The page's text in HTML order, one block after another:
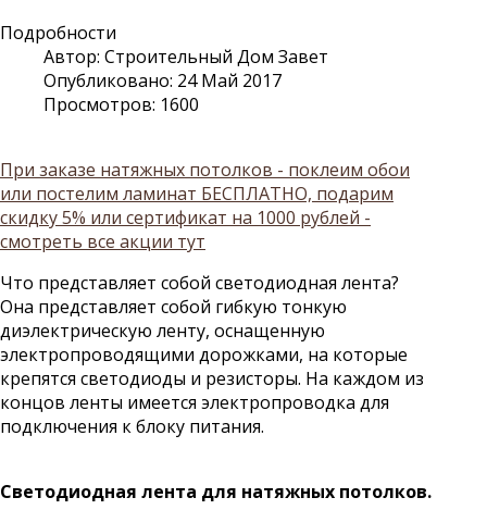
Подробности
Автор: Строительный Дом Завет
Опубликовано: 24 Май 2017
Просмотров: 1600
При заказе натяжных потолков - поклеим обои
или постелим ламинат БЕСПЛАТНО, подарим
скидку 5% или сертификат на 1000 рублей -
смотреть все акции тут
Что представляет собой светодиодная лента?
Она представляет собой гибкую тонкую
диэлектрическую ленту, оснащенную
электропроводящими дорожками, на которые
крепятся светодиоды и резисторы. На каждом из
концов ленты имеется электропроводка для
подключения к блоку питания.
Светодиодная лента для натяжных потолков.